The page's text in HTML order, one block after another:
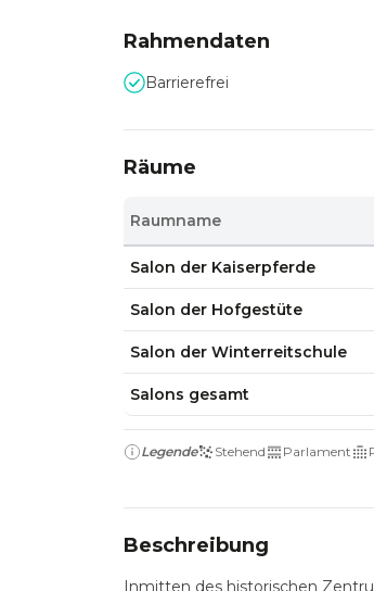
Rahmendaten
Barrierefrei
Räume
Raumname
Salon der Kaiserpferde
Salon der Hofgestüte
Salon der Winterreitschule
Salons gesamt
Legende Stehend Parlament
Beschreibung
Inmitten des historischen